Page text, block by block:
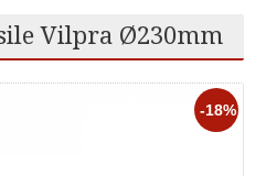
Vilpra Ø230mm
-18%